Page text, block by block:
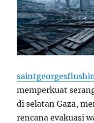
memperkuat
di selatan Gaza,
rencana evakuasi